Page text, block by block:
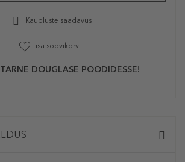
Kaupluste saadavus
Lisa soovikorvi
DOUGLASE POODIDESSE!